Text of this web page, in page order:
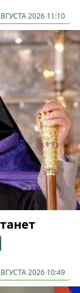
2026 11:10
2026 10:49